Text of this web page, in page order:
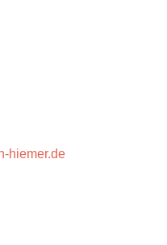
hiemer.de